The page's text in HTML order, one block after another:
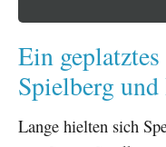
Ein
Spielberg
Lange hielten sich